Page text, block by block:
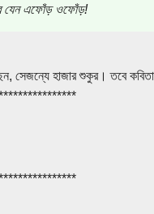
যেন এফোঁড় ওফোঁড়!
সেজন্যে হাজার শুকুর। তবে